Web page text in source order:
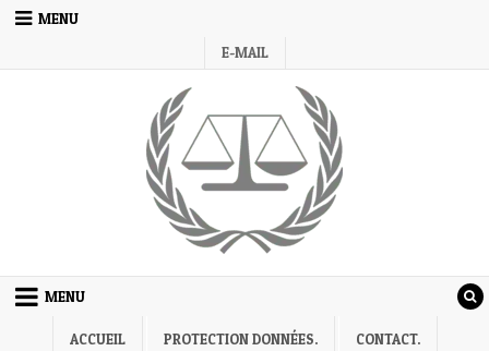
Skip
MENU
E-MAIL
MENU
ACCUEIL PROTECTION DONNÉES. CONTACT.